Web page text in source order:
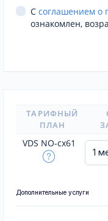
С соглашением о
ознакомлен,
ТАРИФНЫЙ
ПЛАН
VDS NO-cx61
Дополнительные услуги